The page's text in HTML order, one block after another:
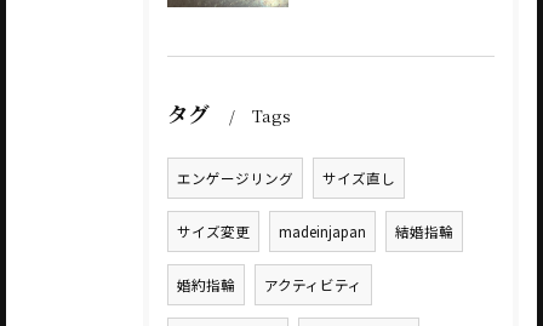
タグ Tags
エンゲージリング サイズ直し
サイズ変更 madeinjapan 結婚指輪
婚約指輪 アクティビティ